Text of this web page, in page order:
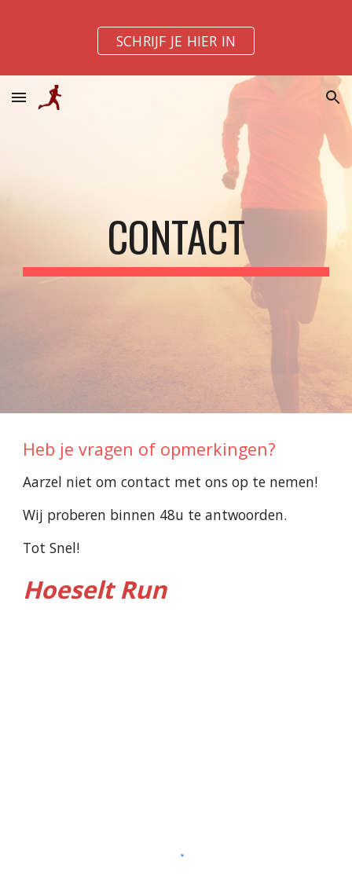
Skip to main content Skip to navigation
SCHRIJF JE HIER IN
CONTACT
Heb je vragen of opmerkingen?
Aarzel niet om contact met ons op te nemen!
Wij proberen binnen 48u te antwoorden.
Tot Snel!
Hoeselt Run